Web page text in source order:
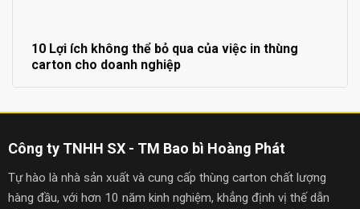
10 Lợi ích không thể bỏ qua của việc in thùng
carton cho doanh nghiệp
Công ty TNHH SX - TM Bao bì Hoàng Phát
Tự hào là nhà sản xuất và cung cấp thùng carton chất lượng
hàng đầu, với hơn 10 năm kinh nghiệm, khẳng định vị thế dẫn